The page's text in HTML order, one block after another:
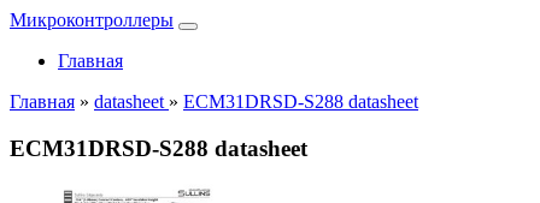
Микроконтроллеры
Главная
Главная » datasheet » ECM31DRSD-S288 datasheet
ECM31DRSD-S288 datasheet